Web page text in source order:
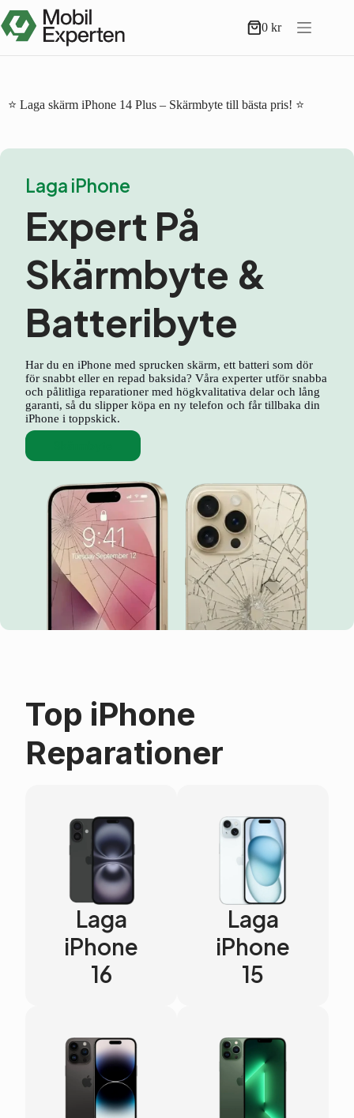
till
innehåll
Varukorg
0kr
⭐ Laga skärm iPhone 14 Plus – Skärmbyte till bästa pris! ⭐
Laga iPhone
Expert På
Skärmbyte &
Batteribyte
Har du en iPhone med sprucken skärm, ett batteri som dör
för snabbt eller en repad baksida? Våra experter utför snabba
och pålitliga reparationer med högkvalitativa delar och lång
garanti, så du slipper köpa en ny telefon och får tillbaka din
iPhone i toppskick.
Top iPhone
Reparationer
Laga
iPhone
16
Laga
iPhone
15